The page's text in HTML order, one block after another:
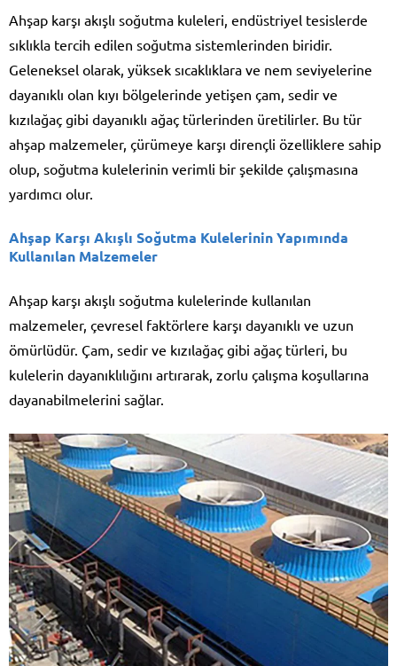
Ahşap karşı akışlı soğutma kuleleri, endüstriyel tesislerde
sıklıkla tercih edilen soğutma sistemlerinden biridir.
Geleneksel olarak, yüksek sıcaklıklara ve nem seviyelerine
dayanıklı olan kıyı bölgelerinde yetişen çam, sedir ve
kızılağaç gibi dayanıklı ağaç türlerinden üretilirler. Bu tür
ahşap malzemeler, çürümeye karşı dirençli özelliklere sahip
olup, soğutma kulelerinin verimli bir şekilde çalışmasına
yardımcı olur.
Ahşap Karşı Akışlı Soğutma Kulelerinin Yapımında
Kullanılan Malzemeler
Ahşap karşı akışlı soğutma kulelerinde kullanılan
malzemeler, çevresel faktörlere karşı dayanıklı ve uzun
ömürlüdür. Çam, sedir ve kızılağaç gibi ağaç türleri, bu
kulelerin dayanıklılığını artırarak, zorlu çalışma koşullarına
dayanabilmelerini sağlar.